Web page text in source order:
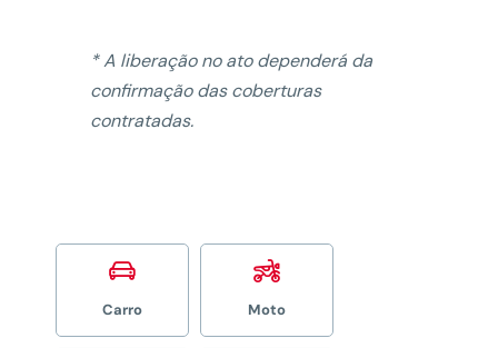
* A liberação no ato dependerá da
confirmação das coberturas
contratadas.

Carro

Moto